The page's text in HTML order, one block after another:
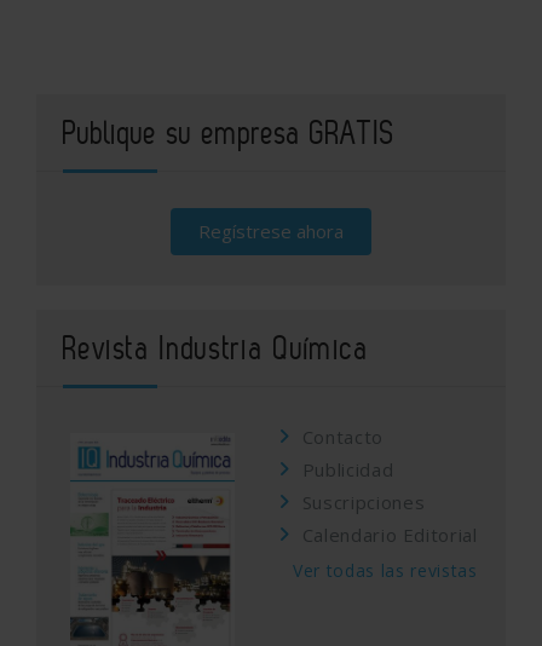
Publique su empresa GRATIS
Regístrese ahora
Revista Industria Química
Contacto
Publicidad
Suscripciones
Calendario Editorial
Ver todas las revistas